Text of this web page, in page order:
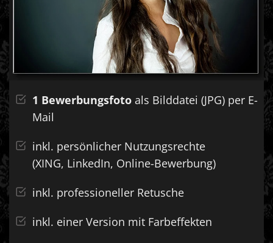
1 Bewerbungsfoto als Bilddatei (JPG) per E-
Mail
inkl. persönlicher Nutzungsrechte
(XING, LinkedIn, Online-Bewerbung)
inkl. professioneller Retusche
inkl. einer Version mit Farbeffekten